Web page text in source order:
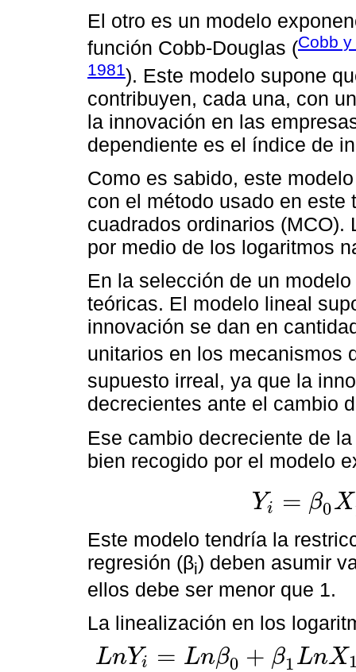
El otro es un modelo
función Cobb-Douglas (Cobb
1981). Este modelo supone
contribuyen, cada una, con
la innovación en las
dependiente es el índice de
Como es sabido, este
con el método usado en
cuadrados ordinarios (MCO).
por medio de los logaritmos
En la selección de un
teóricas. El modelo lineal
innovación se dan en
unitarios en los mecanismos
supuesto irreal, ya que la
decrecientes ante el cambio
Ese cambio decreciente de
bien recogido por el modelo
Yi = β0X
Yi=β X1β1 X2β2 X3β
Este modelo tendría la
regresión (βi) deben asumir
ellos debe ser menor que 1.
La linealización en los
LnYi = Lnβ0 + β1LnX
LnYi=Lnβ0 β1Ln X1+β 2LnX2 β3L X3+ 4LnX4+ui